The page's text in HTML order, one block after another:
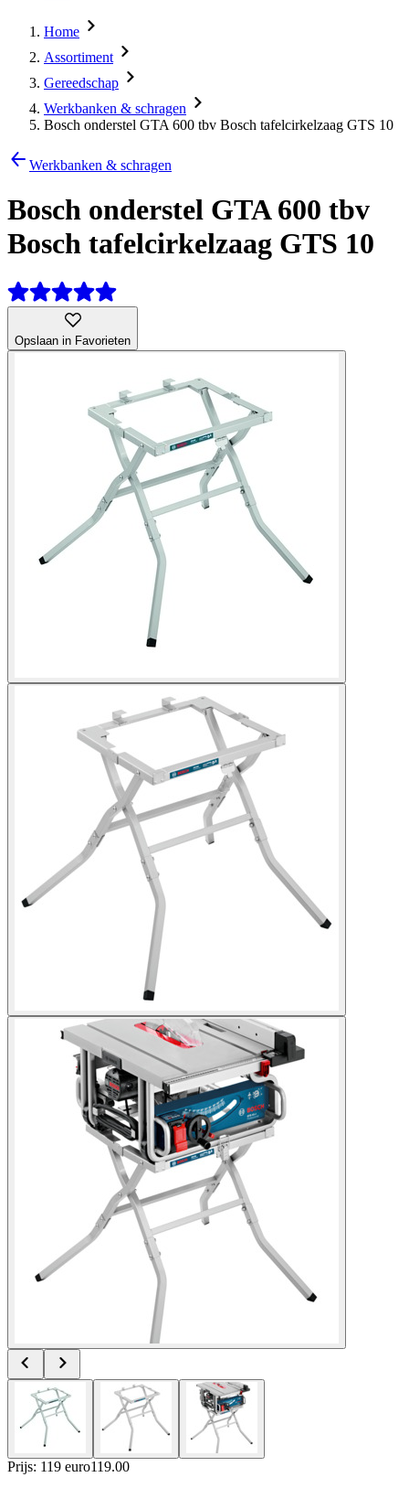
Home
Assortiment
Gereedschap
Werkbanken & schragen
Bosch onderstel GTA 600 tbv Bosch tafelcirkelzaag GTS 10
Werkbanken & schragen
Bosch onderstel GTA 600 tbv
Bosch tafelcirkelzaag GTS 10
Opslaan in Favorieten
Prijs: 119 euro119.00